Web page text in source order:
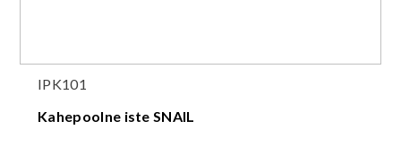
IPK101
Kahepoolne iste SNAIL